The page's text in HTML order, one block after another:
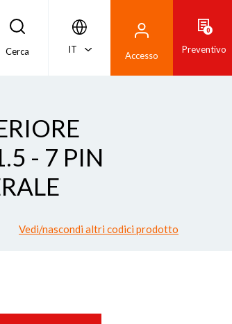
Cerca
IT
Accesso
0
Preventivo
- 7 PIN
Vedi/nascondi altri codici prodotto